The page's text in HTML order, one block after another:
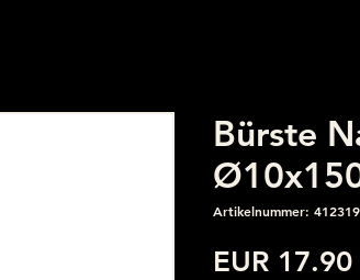
Bürste
Artikelnummer: 412319
EUR 17.90